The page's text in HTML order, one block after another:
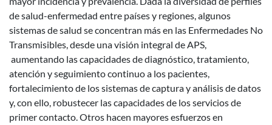
de salud-enfermedad entre países y regiones, algunos
sistemas de salud se concentran más en las Enfermedades No
Transmisibles, desde una visión integral de APS,
aumentando las capacidades de diagnóstico, tratamiento,
atención y seguimiento continuo a los pacientes,
fortalecimiento de los sistemas de captura y análisis de datos
y, con ello, robustecer las capacidades de los servicios de
primer contacto. Otros hacen mayores esfuerzos en